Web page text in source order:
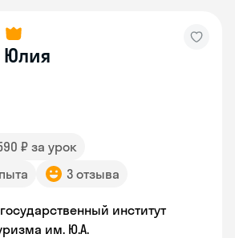
Юлия
₽ за урок
3 отзыва
институт
им. Ю.А.